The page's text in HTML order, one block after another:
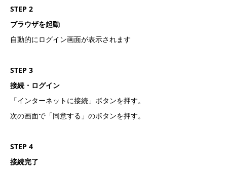
STEP 2
ブラウザを起動
自動的にログイン画面が表示されます
STEP 3
接続・ログイン
「インターネットに接続」ボタンを押す。
次の画面で「同意する」のボタンを押す。
STEP 4
接続完了